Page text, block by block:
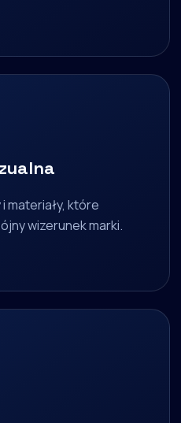
materiały, które
wizerunek marki.